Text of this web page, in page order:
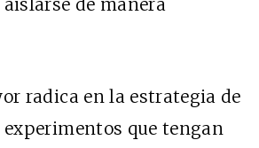
de manera
radica en la estrategia de
experimentos que tengan